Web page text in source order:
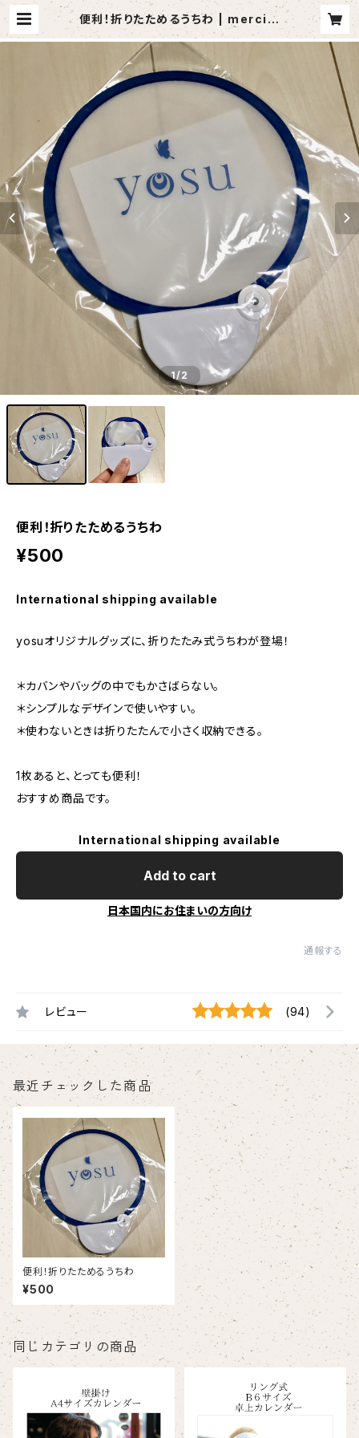
便利！折りたためるうちわ | mercim
usic
1/2
便利！折りたためるうちわ
¥500
International shipping available
yosuオリジナルグッズに、折りたたみ式うちわが登場！
＊カバンやバッグの中でもかさばらない。
＊シンプルなデザインで使いやすい。
＊使わないときは折りたたんで小さく収納できる。
1枚あると、とっても便利！
おすすめ商品です。
International shipping available
Add to cart
日本国内にお住まいの方向け
通報する
レビュー (94)
最近チェックした商品
便利！折りたためるうちわ
¥500
同じカテゴリの商品